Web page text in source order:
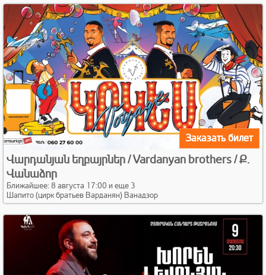
Заказать билет
Վարդանյան եղբայրներ / Vardanyan brothers / Ք․
Վանաձոր
Ближайшее: 8 августа 17:00 и еще 3
Шапито (цирк братьев Варданян) Ванадзор